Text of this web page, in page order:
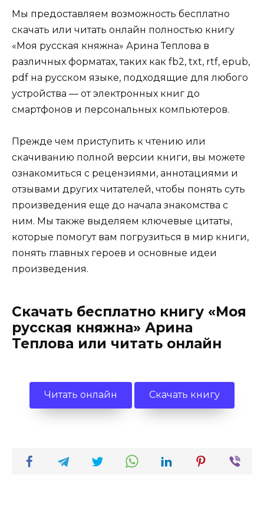
Мы предоставляем возможность бесплатно
скачать или читать онлайн полностью книгу
«Моя русская княжна» Арина Теплова в
различных форматах, таких как fb2, txt, rtf, epub,
pdf на русском языке, подходящие для любого
устройства — от электронных книг до
смартфонов и персональных компьютеров.
Прежде чем приступить к чтению или
скачиванию полной версии книги, вы можете
ознакомиться с рецензиями, аннотациями и
отзывами других читателей, чтобы понять суть
произведения еще до начала знакомства с
ним. Мы также выделяем ключевые цитаты,
которые помогут вам погрузиться в мир книги,
понять главных героев и основные идеи
произведения.
Скачать бесплатно книгу «Моя
русская княжна» Арина
Теплова или читать онлайн
Читать онлайн Скачать книгу